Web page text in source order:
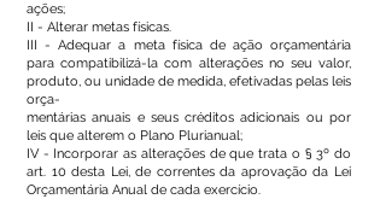
ações;
II - Alterar metas físicas.
III - Adequar a meta física de ação orçamentária
para compatibilizá-la com alterações no seu valor,
produto, ou unidade de medida, efetivadas pelas leis
orça-
mentárias anuais e seus créditos adicionais ou por
leis que alterem o Plano Plurianual;
IV - Incorporar as alterações de que trata o § 3º do
art. 10 desta Lei, de correntes da aprovação da Lei
Orçamentária Anual de cada exercício.